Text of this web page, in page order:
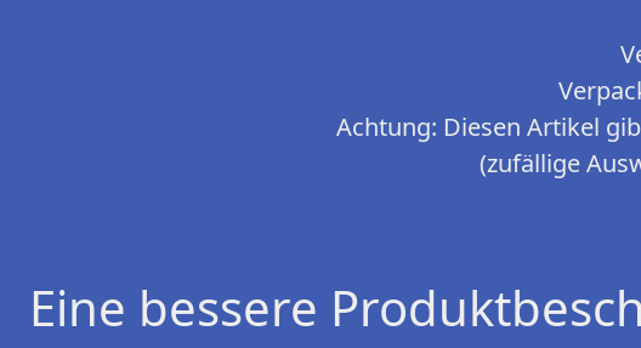
Achtung: Diesen Artikel
(zufällige
Eine bessere